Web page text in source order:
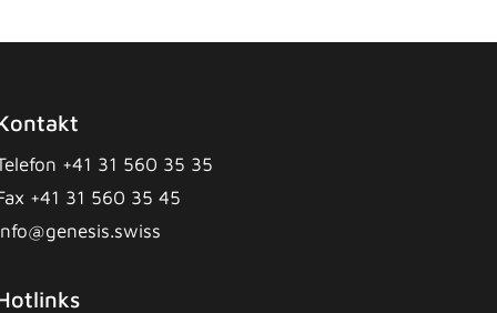
+41 31 560 35 35
+41 31 560 35 45